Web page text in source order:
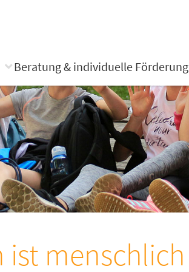
Beratung & individuelle Förderung
ist menschlich